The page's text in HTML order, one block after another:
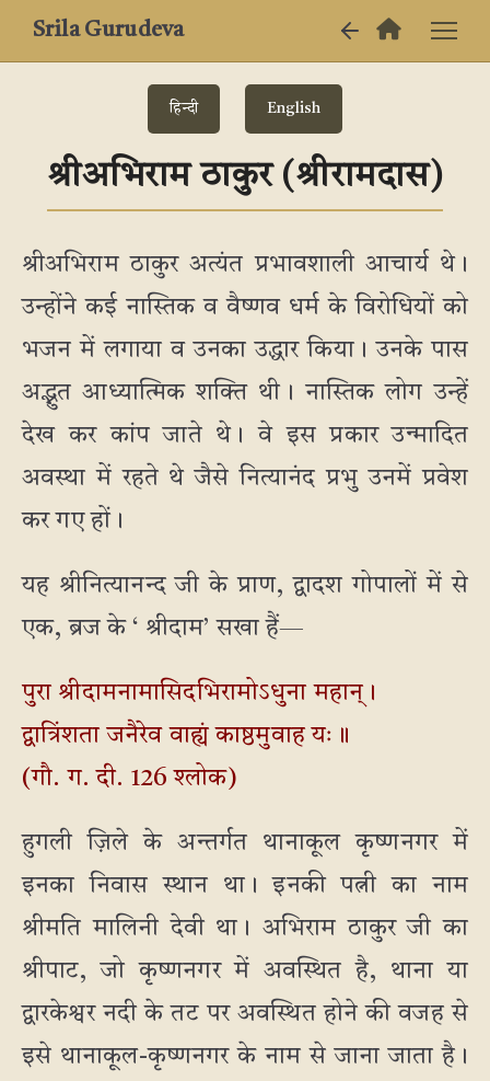
Srila Gurudeva
हिन्दी English
श्रीअभिराम ठाकुर (श्रीरामदास)
श्रीअभिराम ठाकुर अत्यंत प्रभावशाली आचार्य थे।
उन्होंने कई नास्तिक व वैष्णव धर्म के विरोधियों को
भजन में लगाया व उनका उद्धार किया। उनके पास
अद्भुत आध्यात्मिक शक्ति थी। नास्तिक लोग उन्हें
देख कर कांप जाते थे। वे इस प्रकार उन्मादित
अवस्था में रहते थे जैसे नित्यानंद प्रभु उनमें प्रवेश
कर गए हों।
यह श्रीनित्यानन्द जी के प्राण, द्वादश गोपालों में से
एक, ब्रज के ‘ श्रीदाम’ सखा हैं—
पुरा श्रीदामनामासिदभिरामोऽधुना महान्।
द्वात्रिंशता जनैरेव वाह्यं काष्ठमुवाह यः॥
(गौ. ग. दी. 126 श्लोक)
हुगली ज़िले के अन्तर्गत थानाकूल कृष्णनगर में
इनका निवास स्थान था। इनकी पत्नी का नाम
श्रीमति मालिनी देवी था। अभिराम ठाकुर जी का
श्रीपाट, जो कृष्णनगर में अवस्थित है, थाना या
द्वारकेश्वर नदी के तट पर अवस्थित होने की वजह से
इसे थानाकूल-कृष्णनगर के नाम से जाना जाता है।